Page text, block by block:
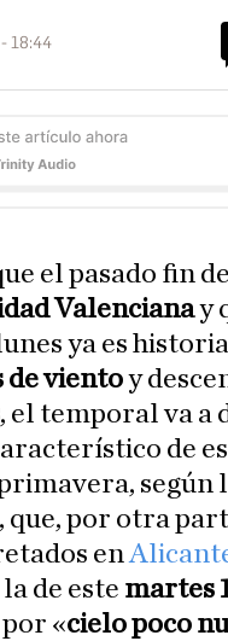
18:44
el pasado fin
Valencianay
ya es
de vientoy
, el temporal va a
de
según
, que, por otra
en
de este martes
«cielo poco